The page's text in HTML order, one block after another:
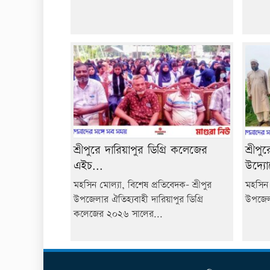
শ্রীপুরে দারিয়াপুর ডিগ্রি কলেজের
এইচ...
মহসিন মোল্যা, বিশেষ প্রতিবেদক- শ্রীপুর
উপজেলার ঐতিহ্যবাহী দারিয়াপুর ডিগ্রি
কলেজের ২০২৬ সালের...
মহসিন